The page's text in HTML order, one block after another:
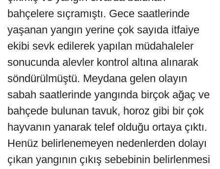
bahçelere sıçramıştı. Gece saatlerinde
yaşanan yangın yerine çok sayıda itfaiye
ekibi sevk edilerek yapılan müdahaleler
sonucunda alevler kontrol altına alınarak
söndürülmüştü. Meydana gelen olayın
sabah saatlerinde yangında birçok ağaç ve
bahçede bulunan tavuk, horoz gibi bir çok
hayvanın yanarak telef olduğu ortaya çıktı.
Henüz belirlenemeyen nedenlerden dolayı
çıkan yangının çıkış sebebinin belirlenmesi